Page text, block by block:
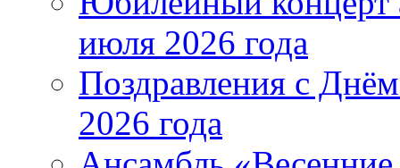
июля 2026 года
Поздравления с
2026 года